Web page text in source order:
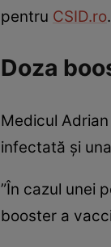
pentru CSID.ro.
Doza
Medicul
infectată și
”În cazul unei
booster a